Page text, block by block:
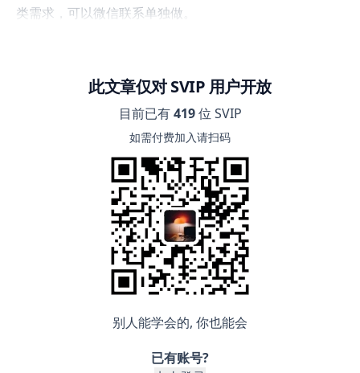
类需求，可以微信联系单独做。
此文章仅对 SVIP 用户开放
目前已有419位 SVIP
如需付费加入请扫码
别人能学会的, 你也能会
已有账号?